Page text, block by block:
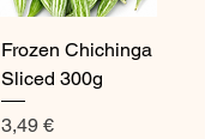
Frozen Chichinga
Sliced 300g
Hinta
3,49 €